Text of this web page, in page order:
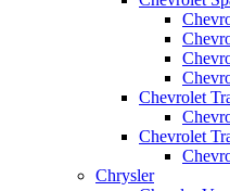
Chevrolet
Chevrolet
Chrysler